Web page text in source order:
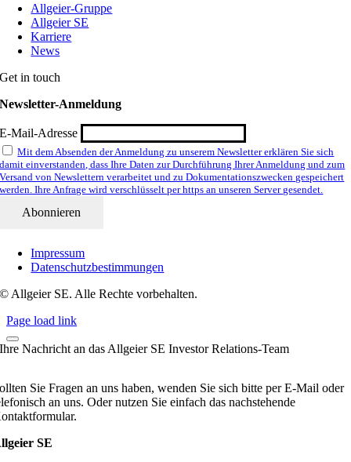
Allgeier-Gruppe
Allgeier SE
Karriere
News
Get in touch
Newsletter-Anmeldung
E-Mail-Adresse
Mit dem Absenden der Anmeldung zu unserem Newsletter erklären Sie sich
damit einverstanden, dass Ihre Daten zur Durchführung Ihrer Anmeldung und zum
Versand von Newslettern verarbeitet und zu Dokumentationszwecken gespeichert
werden. Ihre Anfrage wird verschlüsselt per https an unseren Server gesendet.
Impressum
Datenschutzbestimmungen
© Allgeier SE. Alle Rechte vorbehalten.
Page load link
Ihre Nachricht an das Allgeier SE Investor Relations-Team
Sie Fragen an uns haben, wenden Sie sich bitte per E-Mail oder
an uns. Oder nutzen Sie einfach das nachstehende
SE